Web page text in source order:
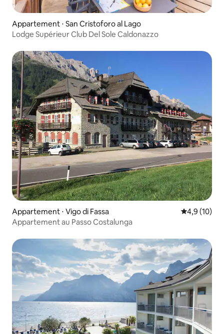
Appartement ⋅ San Cristoforo al Lago
Lodge Supérieur Club Del Sole Caldonazzo
Appartement ⋅ Vigo di Fassa Évaluation
4,9 (10)
Appartement au Passo Costalunga